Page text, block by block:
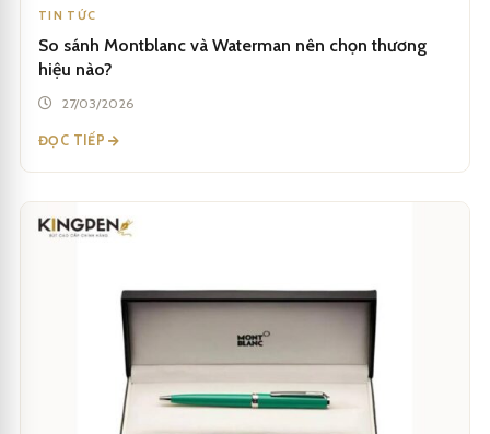
TIN TỨC
So sánh Montblanc và Waterman nên chọn thương
hiệu nào?
27/03/2026
ĐỌC TIẾP